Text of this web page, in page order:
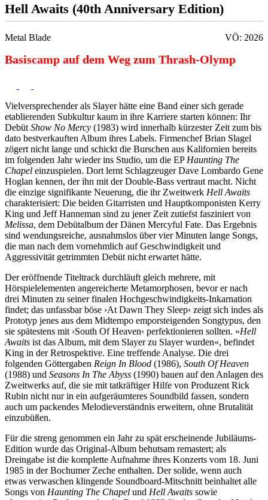
Hell Awaits (40th Anniversary Edition)
Metal Blade VÖ: 2026
Basiscamp auf dem Weg zum Thrash-Olymp
Vielversprechender als Slayer hätte eine Band einer sich gerade
etablierenden Subkultur kaum in ihre Karriere starten können: Ihr
Debüt Show No Mercy (1983) wird innerhalb kürzester Zeit zum bis
dato bestverkauften Album ihres Labels. Firmenchef Brian Slagel
zögert nicht lange und schickt die Burschen aus Kalifornien bereits
im folgenden Jahr wieder ins Studio, um die EP Haunting The
Chapel einzuspielen. Dort lernt Schlagzeuger Dave Lombardo Gene
Hoglan kennen, der ihn mit der Double-Bass vertraut macht. Nicht
die einzige signifikante Neuerung, die ihr Zweitwerk Hell Awaits
charakterisiert: Die beiden Gitarristen und Hauptkomponisten Kerry
King und Jeff Hanneman sind zu jener Zeit zutiefst fasziniert von
Melissa, dem Debütalbum der Dänen Mercyful Fate. Das Ergebnis
sind wendungsreiche, ausnahmslos über vier Minuten lange Songs,
die man nach dem vornehmlich auf Geschwindigkeit und
Aggressivität getrimmten Debüt nicht erwartet hätte.
Der eröffnende Titeltrack durchläuft gleich mehrere, mit
Hörspielelementen angereicherte Metamorphosen, bevor er nach
drei Minuten zu seiner finalen Hochgeschwindigkeits-Inkarnation
findet; das unfassbar böse ›At Dawn They Sleep‹ zeigt sich indes als
Prototyp jenes aus dem Midtempo emporsteigenden Songtypus, den
sie spätestens mit ›South Of Heaven‹ perfektionieren sollten. »Hell
Awaits ist das Album, mit dem Slayer zu Slayer wurden«, befindet
King in der Retrospektive. Eine treffende Analyse. Die drei
folgenden Göttergaben Reign In Blood (1986), South Of Heaven
(1988) und Seasons In The Abyss (1990) bauen auf den Anlagen des
Zweitwerks auf, die sie mit tatkräftiger Hilfe von Produzent Rick
Rubin nicht nur in ein aufgeräumteres Soundbild fassen, sondern
auch um packendes Melodieverständnis erweitern, ohne Brutalität
einzubüßen.
Für die streng genommen ein Jahr zu spät erscheinende Jubiläums-
Edition wurde das Original-Album behutsam remastert; als
Dreingabe ist die komplette Aufnahme ihres Konzerts vom 18. Juni
1985 in der Bochumer Zeche enthalten. Der solide, wenn auch
etwas verwaschen klingende Soundboard-Mitschnitt beinhaltet alle
Songs von Haunting The Chapel und Hell Awaits sowie